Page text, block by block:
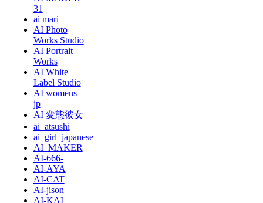
31
ai mari
AI Photo
Works Studio
AI Portrait
Works
AI White
Label Studio
AI womens
jp
AI 変態彼女
ai_atsushi
ai_girl_japanese
AI_MAKER
AI-666-
AI-AYA
AI-CAT
AI-jison
AI-KAI